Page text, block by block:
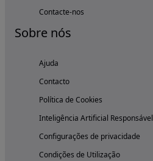
Contacte-nos
Sobre nós
Ajuda
Contacto
Política de Cookies
Inteligência Artificial Responsável
Configurações de privacidade
Condições de Utilização